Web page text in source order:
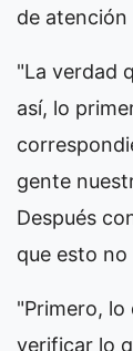
de atención
"La verdad
así, lo
gente
Después
que esto
"Primero,
verificar lo